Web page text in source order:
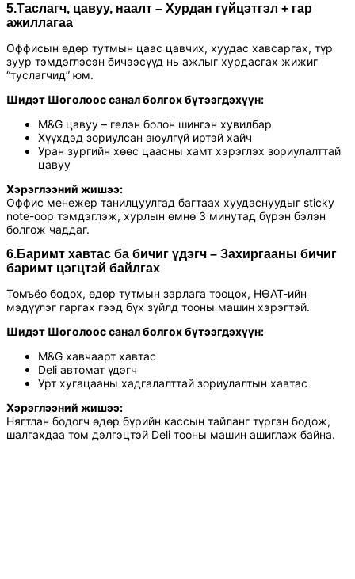
5.Таслагч, цавуу, наалт – Хурдан гүйцэтгэл + гар
ажиллагаа
Оффисын өдөр тутмын цаас цавчих, хуудас хавсаргах, түр
зуур тэмдэглэсэн бичээсүүд нь ажлыг хурдасгах жижиг
“туслагчид” юм.
Шидэт Шоголоос санал болгох бүтээгдэхүүн:
M&G цавуу – гелэн болон шингэн хувилбар
Хүүхдэд зориулсан аюулгүй иртэй хайч
Уран зургийн хөөс цаасны хамт хэрэглэх зориулалттай
цавуу
Хэрэглээний жишээ:
Оффис менежер танилцуулгад багтаах хуудаснуудыг sticky
note-оор тэмдэглэж, хурлын өмнө 3 минутад бүрэн бэлэн
болгож чаддаг.
6.Баримт хавтас ба бичиг үдэгч – Захиргааны бичиг
баримт цэгцтэй байлгах
Томъёо бодох, өдөр тутмын зарлага тооцох, НӨАТ-ийн
мэдүүлэг гаргах гээд бүх зүйлд тооны машин хэрэгтэй.
Шидэт Шоголоос санал болгох бүтээгдэхүүн:
M&G хавчаарт хавтас
Deli автомат үдэгч
Урт хугацааны хадгалалттай зориулалтын хавтас
Хэрэглээний жишээ:
Нягтлан бодогч өдөр бүрийн кассын тайланг түргэн бодож,
шалгахдаа том дэлгэцтэй Deli тооны машин ашиглаж байна.